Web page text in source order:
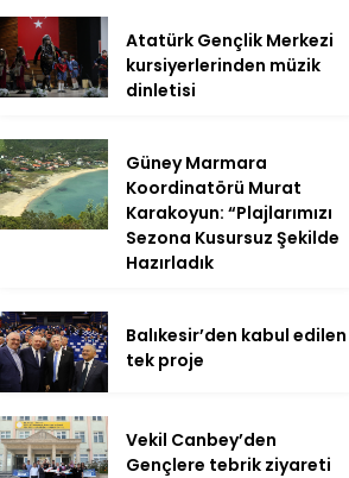
Atatürk Gençlik Merkezi
kursiyerlerinden müzik
dinletisi
Güney Marmara
Koordinatörü Murat
Karakoyun: “Plajlarımızı
Sezona Kusursuz Şekilde
Hazırladık
Balıkesir’den kabul edilen
tek proje
Vekil Canbey’den
Gençlere tebrik ziyareti